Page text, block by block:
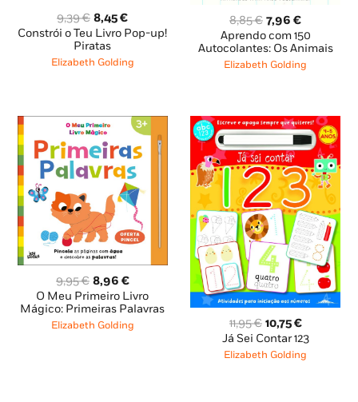
9,39€ O
preço
original
era:
8,45€O
preço
é:
Constrói o Teu Livro Pop-up!
Piratas
Elizabeth Golding
8,85€ O
preço
original
era:
7,96€O
preço
atual
é:
Aprendo com 150
Autocolantes: Os Animais
Elizabeth Golding
9,95€ O
preço
original
era:
8,96 €O
preço
atual
é:
O Meu Primeiro Livro
Mágico: Primeiras Palavras
Elizabeth Golding 11,95€ O
preço
original
10,75€O
preço
atual
é:
Já Sei Contar 123
Elizabeth Golding